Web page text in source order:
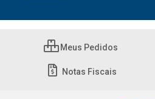
Meus Pedidos
Notas Fiscais